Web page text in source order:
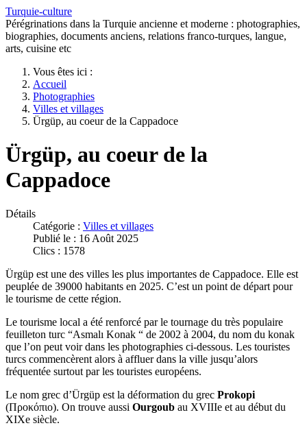
Turquie-culture
Pérégrinations dans la Turquie ancienne et moderne : photographies,
biographies, documents anciens, relations franco-turques, langue,
arts, cuisine etc
Vous êtes ici :
Accueil
Photographies
Villes et villages
Ürgüp, au coeur de la Cappadoce
Ürgüp, au coeur de la
Cappadoce
Détails
Catégorie : Villes et villages
Publié le : 16 Août 2025
Clics : 1578
Ürgüp est une des villes les plus importantes de Cappadoce. Elle est
peuplée de 39000 habitants en 2025. C’est un point de départ pour
le tourisme de cette région.
Le tourisme local a été renforcé par le tournage du très populaire
feuilleton turc “Asmalı Konak “ de 2002 à 2004, du nom du konak
que l’on peut voir dans les photographies ci-dessous. Les touristes
turcs commencèrent alors à affluer dans la ville jusqu’alors
fréquentée surtout par les touristes européens.
Le nom grec d’Ürgüp est la déformation du grec Prokopi
(Προκόπιο). On trouve aussi Ourgoub au XVIIIe et au début du
XIXe siècle.